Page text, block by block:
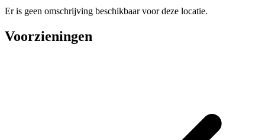
Er is geen omschrijving beschikbaar voor deze locatie.
Voorzieningen